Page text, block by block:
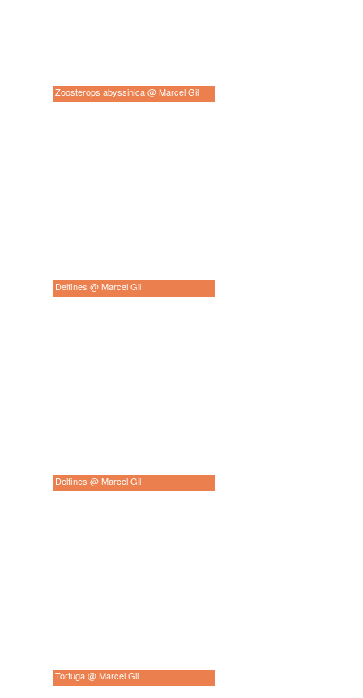
Zoosterops abyssinica @ Marcel Gil
Delfines @ Marcel Gil
Delfines @ Marcel Gil
Tortuga @ Marcel Gil